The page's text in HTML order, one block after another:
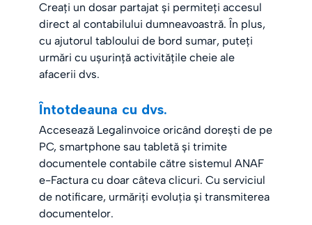
Creați un dosar partajat și permiteți accesul
direct al contabilului dumneavoastră. În plus,
cu ajutorul tabloului de bord sumar, puteți
urmări cu ușurință activitățile cheie ale
afacerii dvs.
Întotdeauna cu dvs.
Accesează Legalinvoice oricând dorești de pe
PC, smartphone sau tabletă și trimite
documentele contabile către sistemul ANAF
e-Factura cu doar câteva clicuri. Cu serviciul
de notificare, urmăriți evoluția și transmiterea
documentelor.